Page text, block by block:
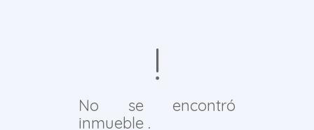
No se encontró
inmueble .